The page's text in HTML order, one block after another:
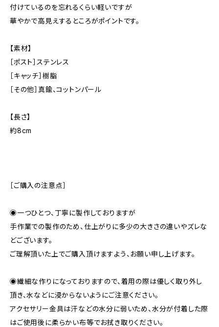
付けているのを忘れるくらい軽いですが
華やかで高見えするところがポイントです。
【素材】
［ポスト］ステンレス
［キャッチ］樹脂
［その他］真鍮、コットンパール
【長さ】
約8cm
［ご購入の注意点］
◉一つひとつ、丁寧に製作しておりますが
手作業での製作のため、仕上がりに多少の大きさの違いやズレな
どございます。
ご理解頂いた上でご購入頂けますよう、お願い申し上げます。
◉繊細な作りになっておりますので、着用の際は優しく取り外し
頂き、水などに浸からないようにご注意ください。
アクセサリー金具は汗などの水分に弱いため、水分が付着した際
はご使用後に柔らかい布等でお拭き取りください。